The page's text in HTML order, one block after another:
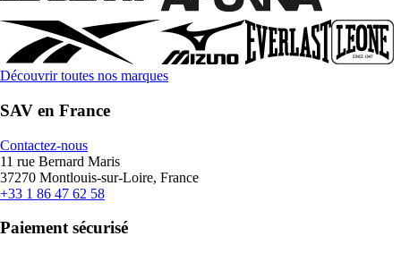
Découvrir toutes nos marques
SAV en France
Contactez-nous
11 rue Bernard Maris
37270 Montlouis-sur-Loire, France
+33 1 86 47 62 58
Paiement sécurisé